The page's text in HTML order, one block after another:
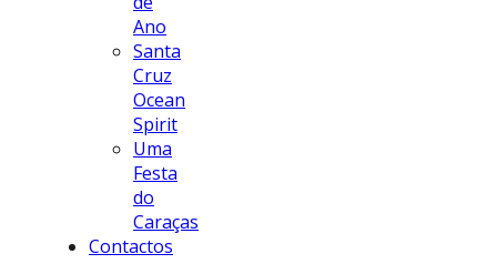
Ano
Santa
Cruz
Ocean
Spirit
Uma
Festa
do
Caraças
Contactos